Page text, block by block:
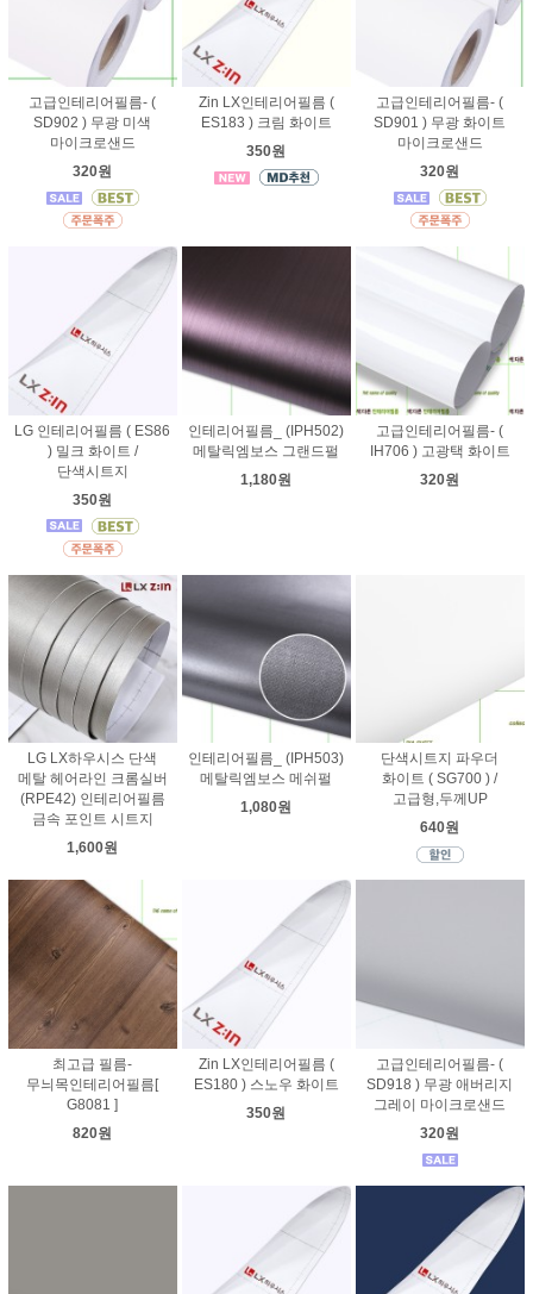
고급인테리어필름- (
SD902 ) 무광 미색
마이크로샌드
320원
Zin LX인테리어필름 (
ES183 ) 크림 화이트
350원
고급인테리어필름- (
SD901 ) 무광 화이트
마이크로샌드
320원
LG 인테리어필름 ( ES86
) 밀크 화이트 /
단색시트지
350원
인테리어필름_ (IPH502)
메탈릭엠보스 그랜드펄
1,180원
고급인테리어필름- (
IH706 ) 고광택 화이트
320원
LG LX하우시스 단색
메탈 헤어라인 크롬실버
(RPE42) 인테리어필름
금속 포인트 시트지
1,600원
인테리어필름_ (IPH503)
메탈릭엠보스 메쉬펄
1,080원
단색시트지 파우더
화이트 ( SG700 ) /
고급형,두께UP
640원
최고급 필름-
무늬목인테리어필름[
G8081 ]
820원
Zin LX인테리어필름 (
ES180 ) 스노우 화이트
350원
고급인테리어필름- (
SD918 ) 무광 애버리지
그레이 마이크로샌드
320원